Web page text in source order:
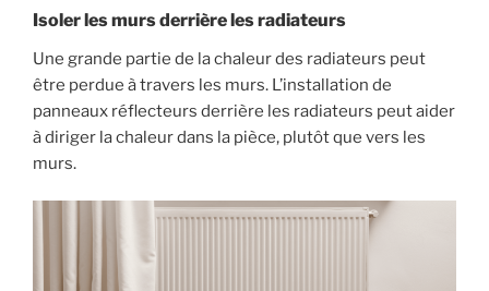
Isoler les murs derrière les radiateurs
Une grande partie de la chaleur des radiateurs peut
être perdue à travers les murs. L’installation de
panneaux réflecteurs derrière les radiateurs peut aider
à diriger la chaleur dans la pièce, plutôt que vers les
murs.